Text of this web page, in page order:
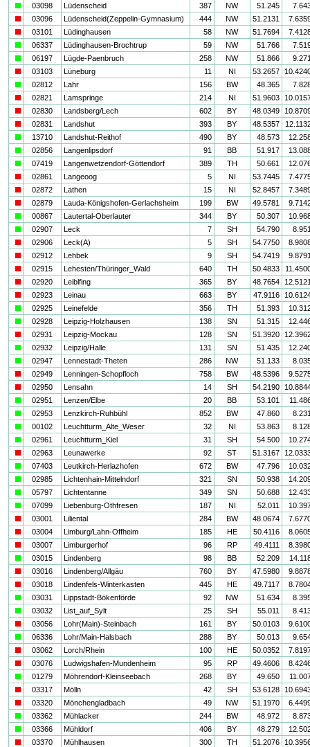
03098 Lüdenscheid 387 NW 51.245
03096 Lüdenscheid(Zeppelin-Gymnasium) 444 NW 51.2131
03101 Lüdinghausen 58 NW 51.7694
06337 Lüdinghausen-Brochtrup 59 NW 51.766
06197 Lügde-Paenbruch 258 NW 51.866
03103 Lüneburg 11 NI 53.2657
02812 Lahr 156 BW 48.365
02821 Lamspringe 214 NI 51.9603
02830 Landsberg/Lech 602 BY 48.0349
02831 Landshut 393 BY 48.5357
13710 Landshut-Reithof 490 BY 48.573
02856 Langenlipsdorf 91 BB 51.917
07419 Langenwetzendorf-Göttendorf 389 TH 50.661
02861 Langeoog 5 NI 53.7445
02872 Lathen 15 NI 52.8457
02879 Lauda-Königshofen-Gerlachsheim 199 BW 49.5781
00867 Lautertal-Oberlauter 344 BY 50.307
02907 Leck 7 SH 54.790
02906 Leck(A) 5 SH 54.7750
02912 Lehbek 9 SH 54.7419
02915 Lehesten/Thüringer_Wald 640 TH 50.4833
02920 Leiblfing 365 BY 48.7654
02923 Leinau 663 BY 47.9116
02925 Leinefelde 356 TH 51.393
02928 Leipzig-Holzhausen 138 SN 51.315
02931 Leipzig-Mockau 128 SN 51.3920
02932 Leipzig/Halle 131 SN 51.435
02947 Lennestadt-Theten 286 NW 51.133
02949 Lenningen-Schopfloch 758 BW 48.5396
02950 Lensahn 14 SH 54.2190
02951 Lenzen/Elbe 20 BB 53.101
02953 Lenzkirch-Ruhbühl 852 BW 47.860
00102 Leuchtturm_Alte_Weser 32 NI 53.863
02961 Leuchtturm_Kiel 31 SH 54.500
02963 Leunawerke 92 ST 51.3167
07403 Leutkirch-Herlazhofen 672 BW 47.796
02985 Lichtenhain-Mittelndorf 321 SN 50.938
05797 Lichtentanne 349 SN 50.688
07099 Liebenburg-Othfresen 187 NI 52.011
03001 Liliental 284 BW 48.0674
03004 Limburg/Lahn-Offheim 185 HE 50.4116
03007 Limburgerhof 96 RP 49.4111
03015 Lindenberg 98 BB 52.209
03016 Lindenberg/Allgäu 760 BY 47.5980
03018 Lindenfels-Winterkasten 445 HE 49.7117
03031 Lippstadt-Bökenförde 92 NW 51.634
03032 List_auf_Sylt 25 SH 55.011
03056 Lohr(Main)-Steinbach 161 BY 50.0103
06336 Lohr/Main-Halsbach 288 BY 50.013
03062 Lorch/Rhein 100 HE 50.0352
03076 Ludwigshafen-Mundenheim 95 RP 49.4606
01279 Möhrendorf-Kleinseebach 268 BY 49.650
03317 Mölln 42 SH 53.6128
03320 Mönchengladbach 49 NW 51.1970
03362 Mühlacker 244 BW 48.972
03366 Mühldorf 406 BY 48.279
03370 Mühlhausen 300 TH 51.2076